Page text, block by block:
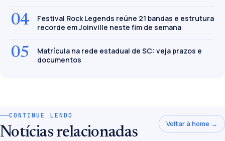
04
Festival Rock Legends reúne 21 bandas e estrutura
recorde em Joinville neste fim de semana
05
Matrícula na rede estadual de SC: veja prazos e
documentos
CONTINUE LENDO
Notícias relacionadas
Voltar à home →